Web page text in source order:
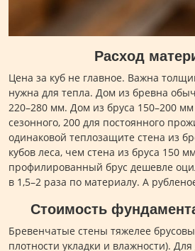
Расход
Цена за куб не главное. Важна
нужна для тепла. Дом из бревна
220–280 мм. Дом из бруса 150–200
сезонного, 200 для постоянного
одинаковой теплозащите стена из
кубов леса, чем стена из бруса 150
профилированный брус дешевле
в 1,5–2 раза по материалу. А
Стоимость
Бревенчатые стены тяжелее
плотности укладки и влажности).